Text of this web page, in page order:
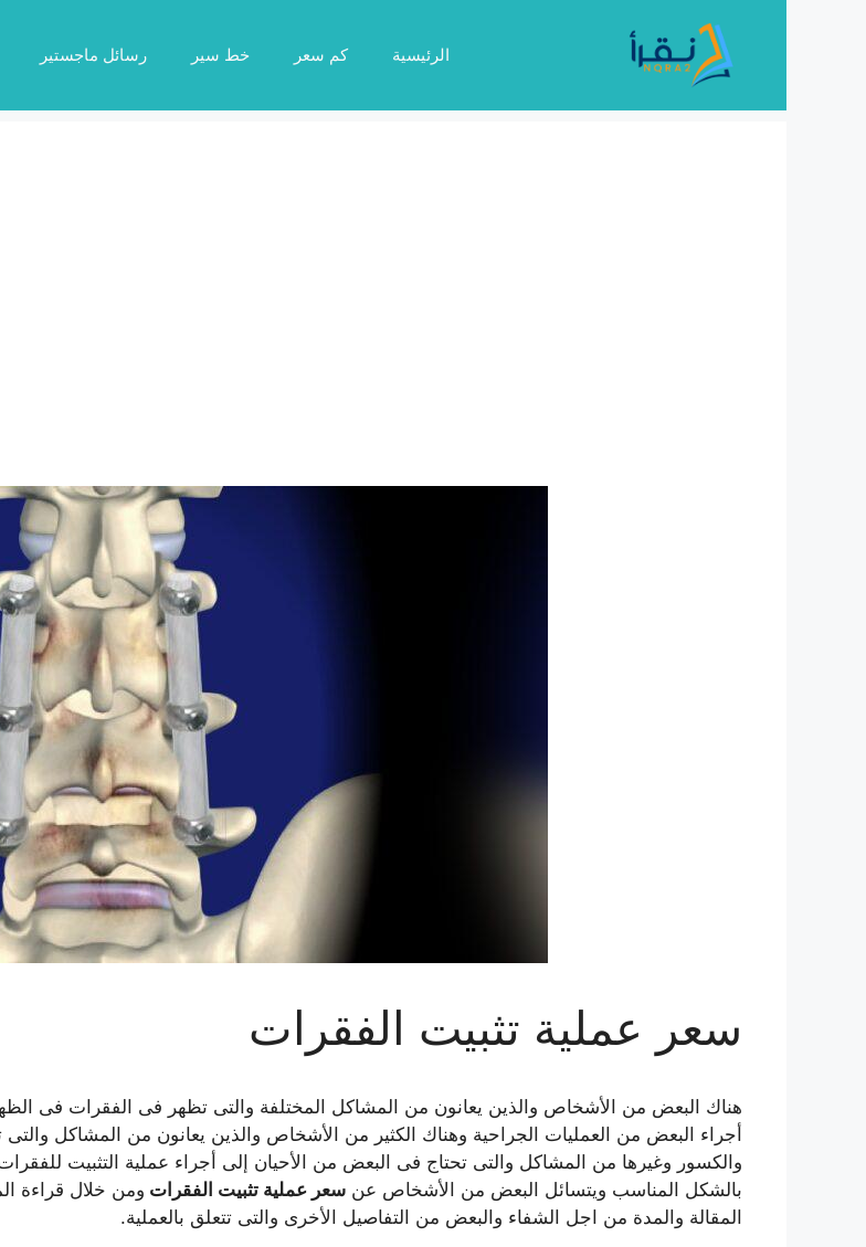
الرئيسية كم سعر خط سير رسائل ماجستير
سعر عملية تثبيت الفقرات
هناك البعض من الأشخاص والذين يعانون من المشاكل المختلفة والتى تظهر فى الفقرات فى
أجراء البعض من العمليات الجراحية وهناك الكثير من الأشخاص والذين يعانون من المشاكل
والكسور وغيرها من المشاكل والتى تحتاج فى البعض من الأحيان إلى أجراء عملية التثبيت
بالشكل المناسب ويتسائل البعض من الأشخاص عن سعر عملية تثبيت الفقرات ومن خلال قراءة
المقالة والمدة من اجل الشفاء والبعض من التفاصيل الأخرى والتى تتعلق بالعملية.